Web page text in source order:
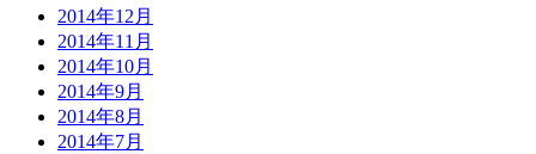
2014年12月
2014年11月
2014年10月
2014年9月
2014年8月
2014年7月